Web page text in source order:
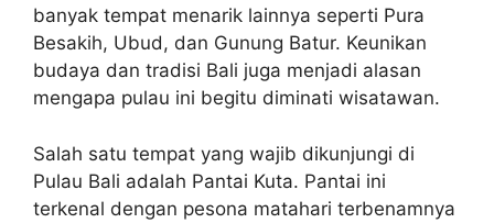
banyak tempat menarik lainnya seperti Pura
Besakih, Ubud, dan Gunung Batur. Keunikan
budaya dan tradisi Bali juga menjadi alasan
mengapa pulau ini begitu diminati wisatawan.
Salah satu tempat yang wajib dikunjungi di
Pulau Bali adalah Pantai Kuta. Pantai ini
terkenal dengan pesona matahari terbenamnya